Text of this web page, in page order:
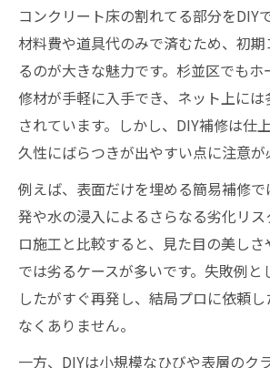
コンクリート床の割れてる部分をDIY
材料費や道具代のみで済むため、初
るのが大きな魅力です。杉並区でもホ
修材が手軽に入手でき、ネット上に
されています。しかし、DIY補修は仕
久性にばらつきが出やすい点に注意が
例えば、表面だけを埋める簡易補修
発や水の浸入によるさらなる劣化リ
ロ施工と比較すると、見た目の美し
では劣るケースが多いです。失敗例
したがすぐ再発し、結局プロに依頼し
なくありません。
一方、DIYは小規模なひびや表層のク